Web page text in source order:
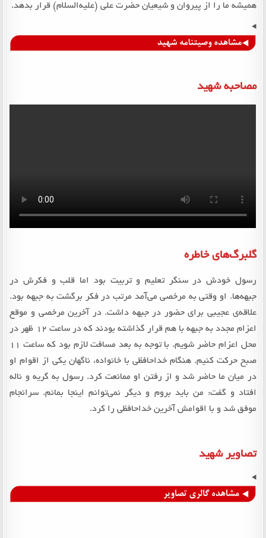
همیشه ما را از پیروان و شیعیان حضرت علی (علیه‌السلام) قرار بدهد.
مصاحبه شهید
گلبرگ‌های خاطره
رسول خودش در سنگر تعلیم و تربیت بود اما قلب و فکرش در
جبهه‌ها. او وقتی به مرخصی می‌آمد مرتب در فکر برگشت به جبهه بود.
علاقه‌ی عجیبی برای حضور در جبهه داشت. در آخرین مرخصی و موقع
اعزام مجدد به جبهه با هم قرار گذاشته بودند که در ساعت 12 ظهر در
محل اعزام حاضر شویم. با توجه به بعد مسافت لازم بود که ساعت 11
صبح حرکت کنیم. هنگام خداحافظی با خانواده، ناگهان یکی از اقوام او
در میان ما حاضر شد و از رفتن او ممانعت کرد. رسول به گریه و ناله
افتاد و گفت: من باید بروم و دیگر نمی‌توانم اینجا بمانم. سرانجام
موفق شد و با اقوامش آخرین خداحافظی را کرد.
تصاویر شهید